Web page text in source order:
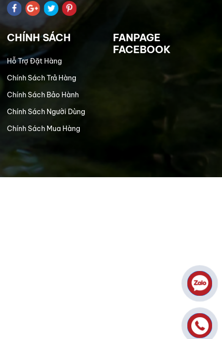
CHÍNH SÁCH
Hỗ Trợ Đặt Hàng
Chính Sách Trả Hàng
Chính Sách Bảo Hành
Chính Sách Người Dùng
Chính Sách Mua Hàng
FANPAGE
FACEBOOK